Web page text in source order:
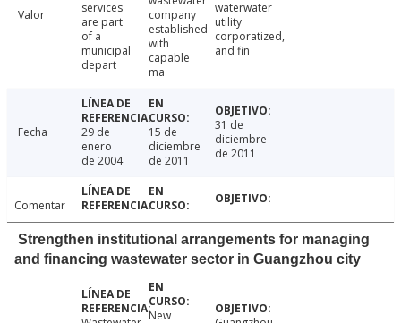
Valor
services
are part
of a
municipal
depart
company
established
with
capable
ma
waterwater
utility
corporatized,
and fin
Fecha
29 de
enero
de 2004
15 de
diciembre
de 2011
31 de
diciembre
de 2011
Comentar
Strengthen institutional arrangements for managing
and financing wastewater sector in Guangzhou city
New